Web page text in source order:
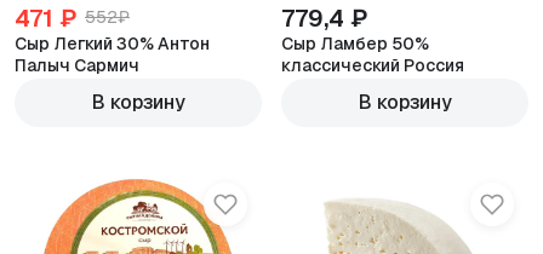
471 ₽ 552₽
Сыр Легкий 30% Антон
Палыч Сармич
В корзину
779,4 ₽
Сыр Ламбер 50%
классический Россия
В корзину